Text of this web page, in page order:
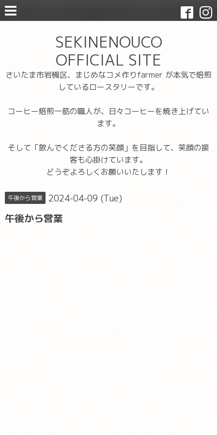
SEKINENOUCO
OFFICIAL SITE
さいたま市岩槻区、まじめなコメ作りfarmer が本気で焙煎
しているロースタリーです。
コーヒー焙煎一筋の職人が、日々コーヒーを焼き上げてい
ます。
そして「飲んでくださる方の笑顔」を目指して、笑顔の接
客も心掛けています。
どうぞよろしくお願いいたします！
午後から営業 2024-04-09 (Tue)
午後から営業